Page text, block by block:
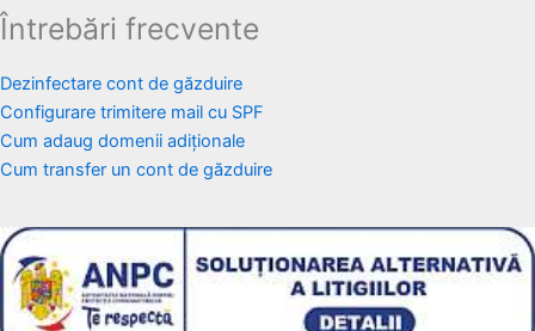
Întrebări frecvente
Dezinfectare cont de găzduire
Configurare trimitere mail cu SPF
Cum adaug domenii adiționale
Cum transfer un cont de găzduire